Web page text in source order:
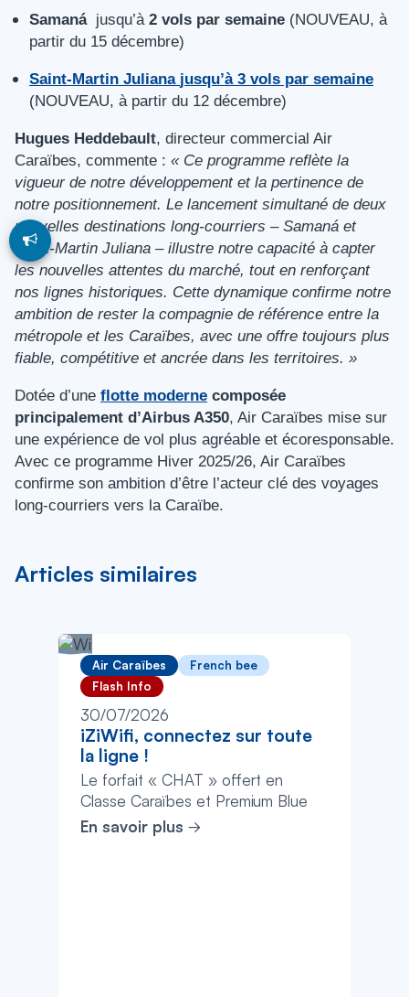
Samaná jusqu’à 2 vols par semaine (NOUVEAU, à
partir du 15 décembre)
Saint-Martin Juliana jusqu’à 3 vols par semaine
(NOUVEAU, à partir du 12 décembre)
Hugues Heddebault, directeur commercial Air
Caraïbes, commente : « Ce programme reflète la
vigueur de notre développement et la pertinence de
notre positionnement. Le lancement simultané de deux
nouvelles destinations long-courriers – Samaná et
Saint-Martin Juliana – illustre notre capacité à capter
les nouvelles attentes du marché, tout en renforçant
nos lignes historiques. Cette dynamique confirme notre
ambition de rester la compagnie de référence entre la
métropole et les Caraïbes, avec une offre toujours plus
fiable, compétitive et ancrée dans les territoires. »
Dotée d’une flotte moderne composée
principalement d’Airbus A350, Air Caraïbes mise sur
une expérience de vol plus agréable et écoresponsable.
Avec ce programme Hiver 2025/26, Air Caraïbes
confirme son ambition d’être l’acteur clé des voyages
long-courriers vers la Caraïbe.
Articles similaires
Air Caraïbes
French bee
Flash Info
30/07/2026
iZiWifi, connectez sur toute
la ligne !
Le forfait « CHAT » offert en
Classe Caraïbes et Premium Blue
En savoir plus